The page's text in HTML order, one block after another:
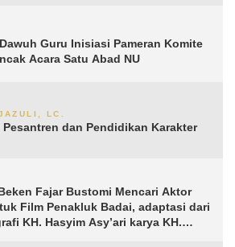
Guru Inisiasi Pameran Komite
Acara Satu Abad NU
LC.
Pesantren dan Pendidikan Karakter
Fajar Bustomi Mencari Aktor
Film Penakluk Badai, adaptasi dari
KH. Hasyim Asy’ari karya KH.